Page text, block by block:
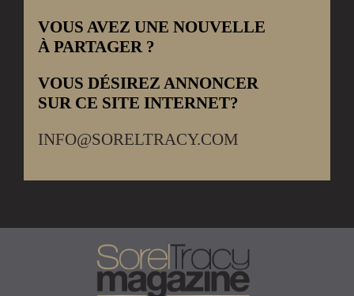
VOUS AVEZ UNE NOUVELLE
À PARTAGER ?
VOUS DÉSIREZ ANNONCER
SUR CE SITE INTERNET?
INFO@SORELTRACY.COM